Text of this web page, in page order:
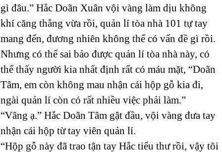
gì đâu.” Hắc Doãn Xuân vội vàng làm dịu không
khí căng thẳng vừa rồi, quản lí tòa nhà 101 tự tay
mang đến, đương nhiên không thể có vấn đề gì rồi.
Nhưng có thể sai bảo được quản lí tòa nhà này, có
thể thấy người kia nhất định rất có máu mặt, “Doãn
Tâm, em còn không mau nhận cái hộp gỗ kia đi,
ngài quản lí còn có rất nhiều việc phải làm.”
“Vâng ạ.” Hắc Doãn Tâm gật đầu, vội vàng đưa tay
nhận cái hộp từ tay viên quản lí.
“Hộp gỗ này đã trao tận tay Hắc tiểu thư rồi, vậy tôi